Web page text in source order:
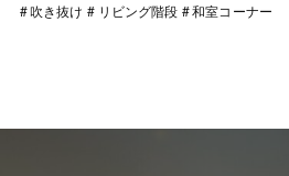
吹き抜け
リビング階段 和室コーナー